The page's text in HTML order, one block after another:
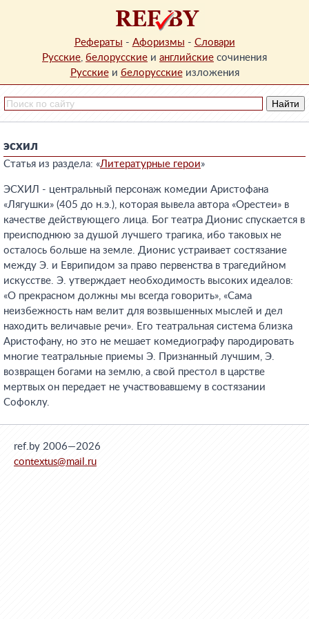
Рефераты - Афоризмы - Словари
Русские, белорусские и английские сочинения
Русскиеи белорусскиеизложения
эсхил
Статья из раздела: «Литературные герои»
ЭСХИЛ - центральный персонаж комедии Аристофана
«Лягушки» (405 до н.э.), которая вывела автора «Орестеи» в
качестве действующего лица. Бог театра Дионис спускается в
преисподнюю за душой лучшего трагика, ибо таковых не
осталось больше на земле. Дионис устраивает состязание
между Э. и Еврипидом за право первенства в трагедийном
искусстве. Э. утверждает необходимость высоких идеалов:
«О прекрасном должны мы всегда говорить», «Сама
неизбежность нам велит для возвышенных мыслей и дел
находить величавые речи». Его театральная система близка
Аристофану, но это не мешает комедиографу пародировать
многие театральные приемы Э. Признанный лучшим, Э.
возвращен богами на землю, а свой престол в царстве
мертвых он передает не участвовавшему в состязании
Софоклу.
ref.by 2006—2026
contextus@mail.ru